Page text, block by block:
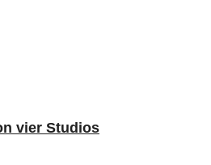
vier Studios